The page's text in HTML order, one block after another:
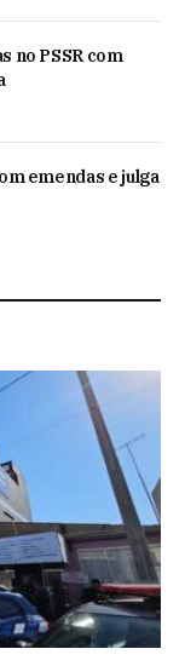
no PSSR com
emendas e julga